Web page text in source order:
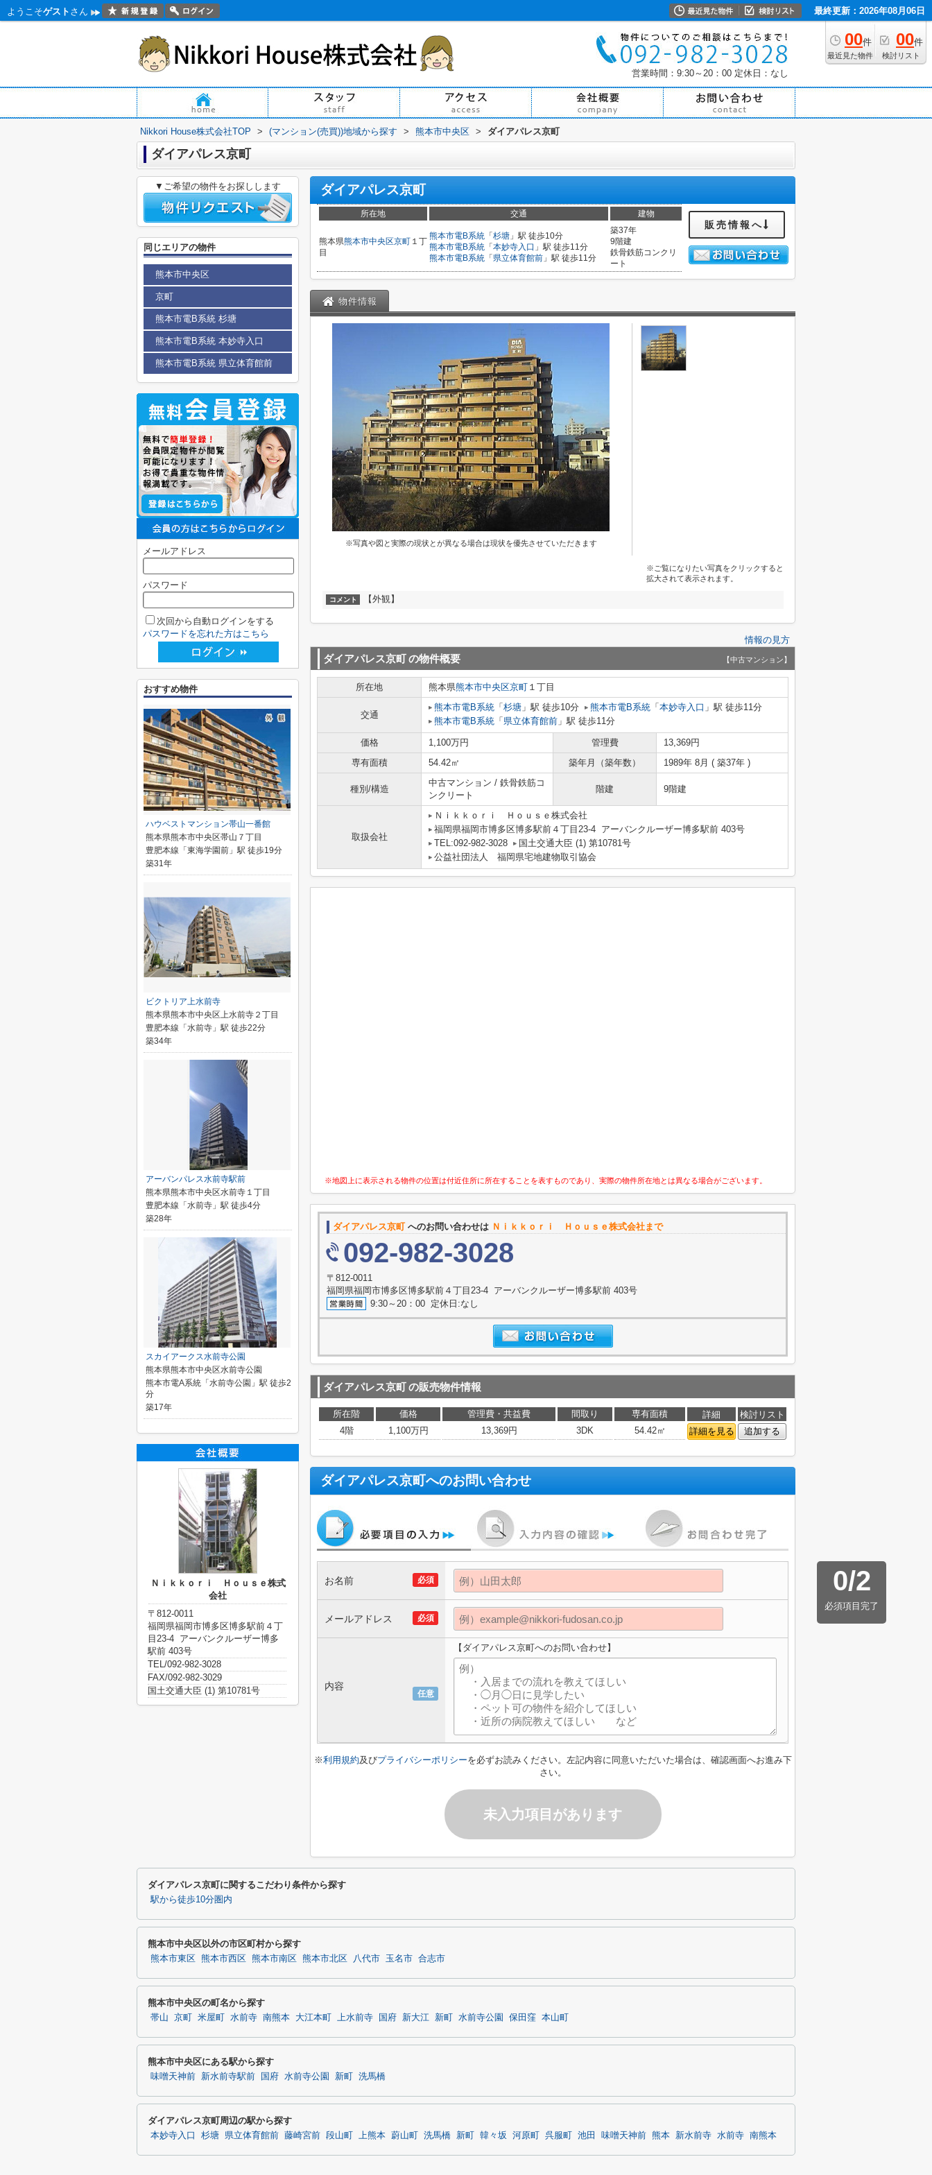
ようこそゲスト さん 最終更新：2026年08月06日
00件
最近見た物件
00件
検討リスト
営業時間：9:30～20：00 定休日：なし
Nikkori House株式会社TOP > (マンション(売買))地域から探す > 熊本市中央区 > ダイアパレス京町
ダイアパレス京町
ダイアパレス京町
所在地 交通 建物
熊本県熊本市中央区京町 １丁
目
熊本市電B系統 「 杉塘 」駅 徒歩10分
熊本市電B系統 「 本妙寺入口 」駅 徒歩11分
熊本市電B系統 「 県立体育館前 」駅 徒歩11分
築37年
9階建
鉄骨鉄筋コンクリ
ート
販売情報へ
物件情報
※写真や図と実際の現状とが異なる場合は現状を優先させていただきます
※ご覧になりたい写真をクリックすると
拡大されて表示されます。
コメント 【外観】
情報の見方
ダイアパレス京町の物件概要 【中古マンション】
所在地 熊本県熊本市中央区京町 １丁目
交通
熊本市電B系統 「 杉塘 」駅 徒歩10分 熊本市電B系統 「 本妙寺入口 」駅 徒歩11分
熊本市電B系統 「 県立体育館前 」駅 徒歩11分
価格 1,100万円 管理費
13,369円
専有面積
54.42㎡ 築年月（築年数） 1989年 8月 ( 築37年 )
種別/構造
中古マンション / 鉄骨鉄筋コ
ンクリート
階建 9階建
取扱会社
Ｎｉｋｋｏｒｉ Ｈｏｕｓｅ株式会社
福岡県福岡市博多区博多駅前４丁目23-4 アーバンクルーザー博多駅前 403号
TEL:092-982-3028
国土交通大臣 (1) 第10781号
公益社団法人 福岡県宅地建物取引協会
※地図上に表示される物件の位置は付近住所に所在することを表すものであり、実際の物件所在地とは異なる場合がございます。
ダイアパレス京町へのお問い合わせは Ｎｉｋｋｏｒｉ Ｈｏｕｓｅ株式会社まで
092-982-3028
〒812-0011
福岡県福岡市博多区博多駅前４丁目23-4 アーバンクルーザー博多駅前 403号
9:30～20：00 定休日:なし
ダイアパレス京町の販売物件情報
所在階 価格 管理費・共益費 間取り 専有面積 詳細
検討リスト
4階
1,100万円 13,369円 3DK 54.42㎡ 詳細を見る 追加する
ダイアパレス京町へのお問い合わせ
0/2
必須項目完了
必須
お名前
必須
メールアドレス
任意
内容
【ダイアパレス京町へのお問い合わせ】
※利用規約及びプライバシーポリシーを必ずお読みください。左記内容に同意いただいた場合は、確認画面へお進み下
さい。
未入力項目があります
▼ご希望の物件をお探しします
同じエリアの物件
熊本市中央区
京町
熊本市電B系統 杉塘
熊本市電B系統 本妙寺入口
熊本市電B系統 県立体育館前
メールアドレス
パスワード
次回から自動ログインをする
パスワードを忘れた方はこちら
おすすめ物件
ハウベストマンション帯山一番館
熊本県熊本市中央区帯山７丁目
豊肥本線「東海学園前」駅 徒歩19分
築31年
ビクトリア上水前寺
熊本県熊本市中央区上水前寺２丁目
豊肥本線「水前寺」駅 徒歩22分
築34年
アーバンパレス水前寺駅前
熊本県熊本市中央区水前寺１丁目
豊肥本線「水前寺」駅 徒歩4分
築28年
スカイアークス水前寺公園
熊本県熊本市中央区水前寺公園
熊本市電A系統「水前寺公園」駅 徒歩2
分
築17年
Ｎｉｋｋｏｒｉ Ｈｏｕｓｅ株式
会社
〒812-0011
福岡県福岡市博多区博多駅前４丁
目23-4 アーバンクルーザー博多
駅前 403号
TEL/092-982-3028
FAX/092-982-3029
国土交通大臣 (1) 第10781号
ダイアパレス京町に関するこだわり条件から探す
駅から徒歩10分圏内
熊本市中央区以外の市区町村から探す
熊本市東区 熊本市西区 熊本市南区 熊本市北区 八代市 玉名市 合志市
熊本市中央区の町名から探す
帯山 京町 米屋町 水前寺 南熊本 大江本町 上水前寺 国府 新大江 新町 水前寺公園 保田窪 本山町
熊本市中央区にある駅から探す
味噌天神前 新水前寺駅前 国府 水前寺公園 新町 洗馬橋
ダイアパレス京町周辺の駅から探す
本妙寺入口 杉塘 県立体育館前 藤崎宮前 段山町 上熊本 蔚山町 洗馬橋 新町 韓々坂 河原町 呉服町 池田 味噌天神前 熊本 新水前寺 水前寺 南熊本